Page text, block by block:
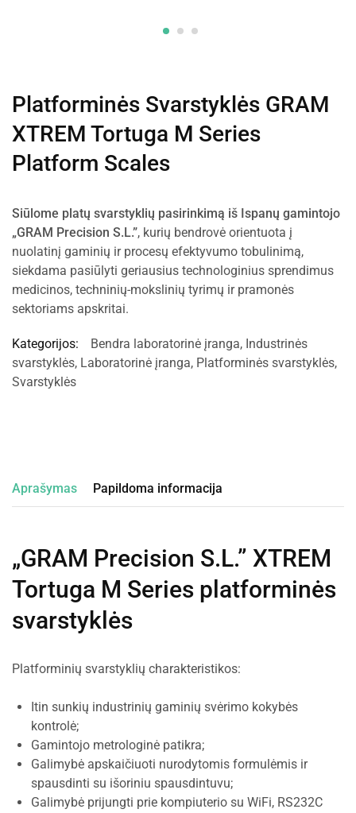
Platforminės Svarstyklės GRAM
XTREM Tortuga M Series
Platform Scales
Siūlome platų svarstyklių pasirinkimą iš Ispanų gamintojo
„GRAM Precision S.L.”, kurių bendrovė orientuota į
nuolatinį gaminių ir procesų efektyvumo tobulinimą,
siekdama pasiūlyti geriausius technologinius sprendimus
medicinos, techninių-mokslinių tyrimų ir pramonės
sektoriams apskritai.
Kategorijos: Bendra laboratorinė įranga, Industrinės
svarstyklės, Laboratorinė įranga, Platforminės svarstyklės,
Svarstyklės
Aprašymas Papildoma informacija
„GRAM Precision S.L.” XTREM
Tortuga M Series platforminės
svarstyklės
Platforminių svarstyklių charakteristikos:
Itin sunkių industrinių gaminių svėrimo kokybės
kontrolė;
Gamintojo metrologinė patikra;
Galimybė apskaičiuoti nurodytomis formulėmis ir
spausdinti su išoriniu spausdintuvu;
Galimybė prijungti prie kompiuterio su WiFi, RS232C